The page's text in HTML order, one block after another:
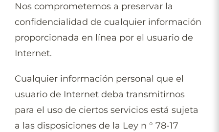
Nos comprometemos a preservar la
confidencialidad de cualquier información
proporcionada en línea por el usuario de
Internet.
Cualquier información personal que el
usuario de Internet deba transmitirnos
para el uso de ciertos servicios está sujeta
a las disposiciones de la Ley n ° 78-17